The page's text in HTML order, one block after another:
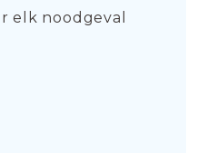
elk noodgeval